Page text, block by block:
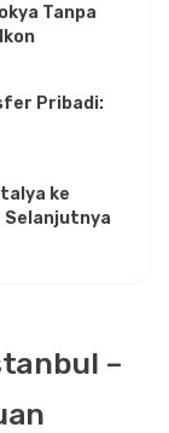
–
Tanpa
Pribadi:
ke
Selanjutnya